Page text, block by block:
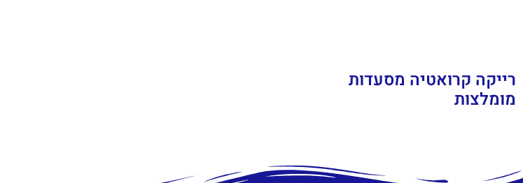
רייקה קרואטיה מסעדות
מומלצות